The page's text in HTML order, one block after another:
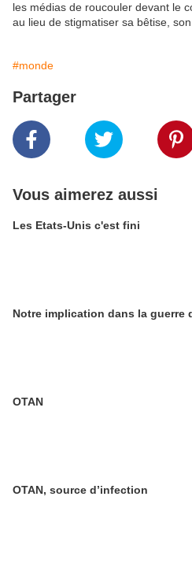
les médias de roucouler devant le
au lieu de stigmatiser sa bêtise,
#monde
Partager
Vous aimerez aussi
Les Etats-Unis c'est fini
Notre implication dans la guerre
OTAN
OTAN, source d’infection